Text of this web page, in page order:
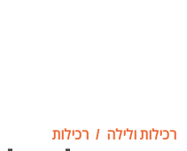
רכילות ולילה רכילות